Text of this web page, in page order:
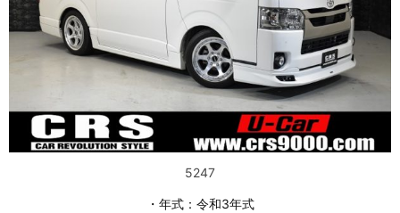
5247
・年式：令和3年式